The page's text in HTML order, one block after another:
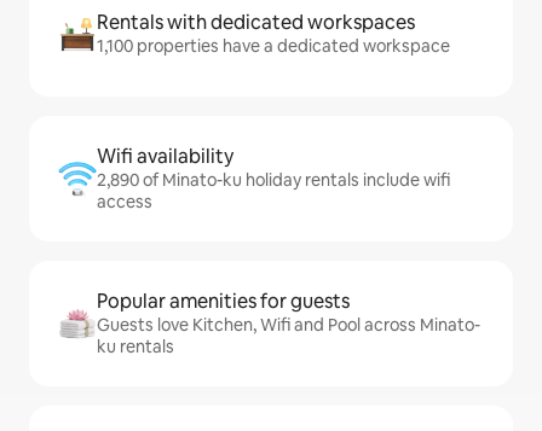
Rentals with dedicated workspaces
1,100 properties have a dedicated workspace
Wifi availability
2,890 of Minato-ku holiday rentals include wifi
access
Popular amenities for guests
Guests love Kitchen, Wifi and Pool across Minato-
ku rentals